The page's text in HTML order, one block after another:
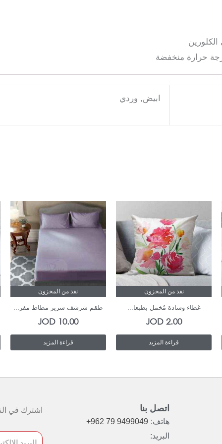
حرارة منخفضة
ابيض, وردي
نفذ من المخزون
غطاء وسادة مُخمل بطبعا...
2.00
JOD
قراءة المزيد
نفذ من المخزون
طقم شرشف سرير مطاط مفر...
10.00
JOD
قراءة المزيد
اتصل بنا
هاتف: +962 79 9499049
البريد:
اشترك في